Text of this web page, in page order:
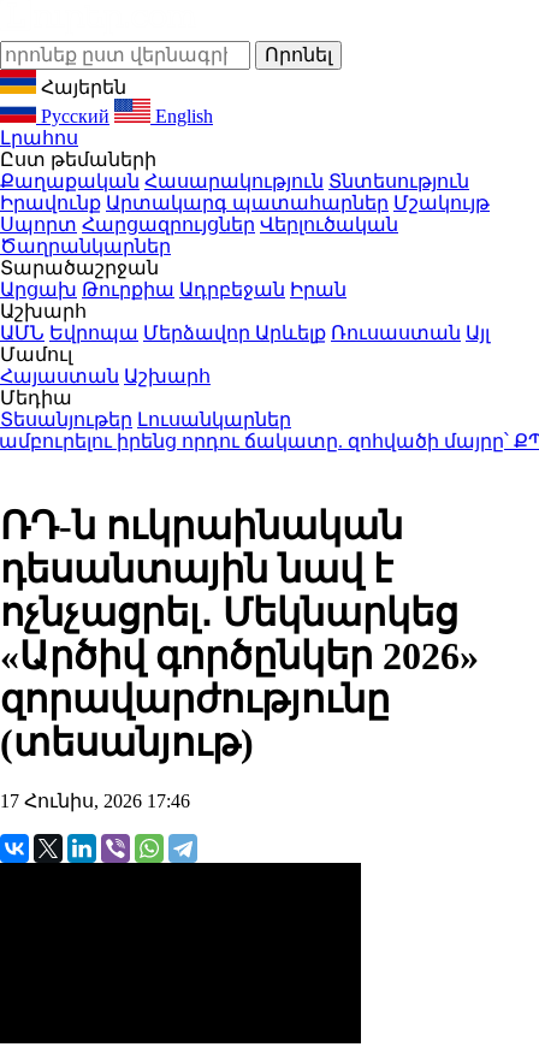
Հայերեն
Русский
English
Լրահոս
Ըստ թեմաների
Քաղաքական Հասարակություն Տնտեսություն
Իրավունք Արտակարգ պատահարներ Մշակույթ
Սպորտ Հարցազրույցներ Վերլուծական
Ծաղրանկարներ
Տարածաշրջան
Արցախ Թուրքիա Ադրբեջան Իրան
Աշխարհ
ԱՄՆ Եվրոպա Մերձավոր Արևելք Ռուսաստան Այլ
Մամուլ
Հայաստան Աշխարհ
Մեդիա
Տեսանյութեր Լուսանկարներ
իրենց որդու ճակատը. զոհվածի մայրը՝
ՌԴ-ն ուկրաինական
դեսանտային նավ է
ոչնչացրել․ Մեկնարկեց
«Արծիվ գործընկեր 2026»
զորավարժությունը
(տեսանյութ)
17 Հունիս, 2026 17:46